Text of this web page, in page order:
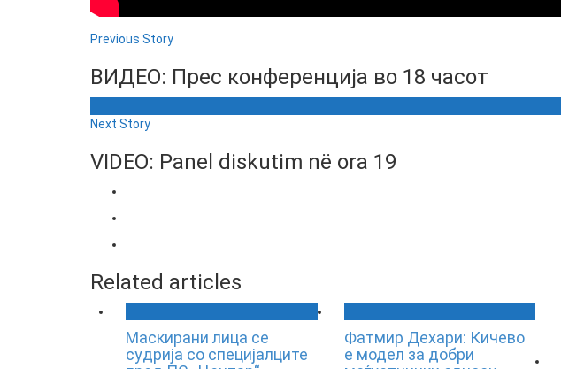
Previous Story
ВИДЕО: Прес конференција во 18 часот
Next Story
VIDEO: Panel diskutim në ora 19
Related articles
Маскирани лица се
судрија со специјалците
Фатмир Дехари: Кичево
е модел за добри